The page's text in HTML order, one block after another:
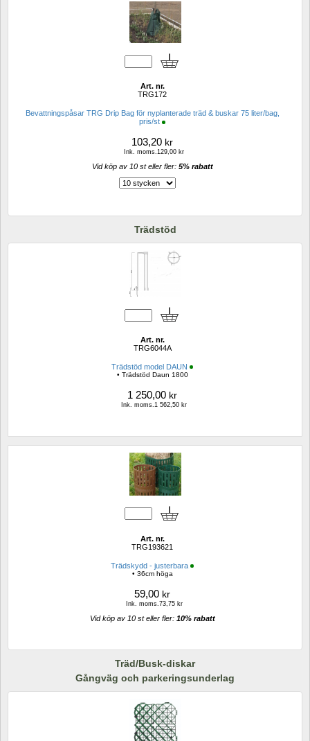
Art. nr.
TRG172
Bevattningspåsar TRG Drip Bag för nyplanterade träd & buskar 75 liter/bag,
pris/st
103,20 kr
Ink. moms.129,00 kr
Vid köp av 10 st eller fler: 5% rabatt
Trädstöd
Art. nr.
TRG6044A
Trädstöd model DAUN
• Trädstöd Daun 1800
1 250,00 kr
Ink. moms.1 562,50 kr
Art. nr.
TRG193621
Trädskydd - justerbara
• 36cm höga
59,00 kr
Ink. moms.73,75 kr
Vid köp av 10 st eller fler: 10% rabatt
Träd/Busk-diskar
Gångväg och parkeringsunderlag